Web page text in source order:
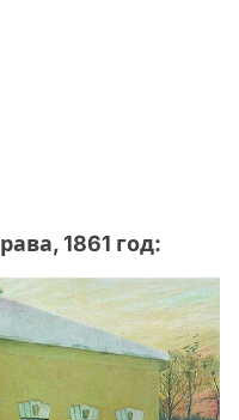
1861 год: